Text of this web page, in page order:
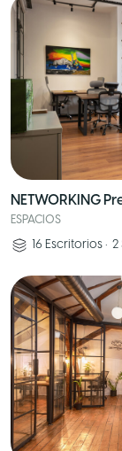
NETWORKING
ESPACIOS
16 Escritorios • 2